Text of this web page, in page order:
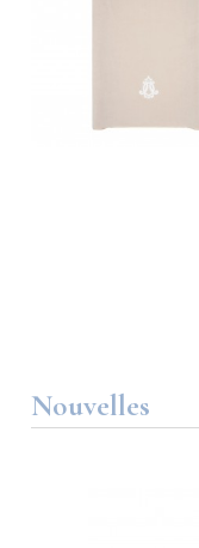
Nouvelles